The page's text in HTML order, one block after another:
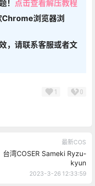
！ 点击查看解压教程
浏览器浏
，请联系客服或者文
1 0
最新COS
台湾COSER Sameki Ryzu-
kyun
2023-3-26 12:33:59